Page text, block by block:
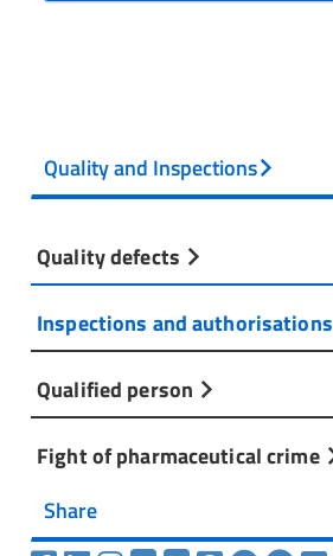
Quality and Inspections
Quality defects
Inspections and authorisations
Qualified person
Fight of pharmaceutical crime
Share